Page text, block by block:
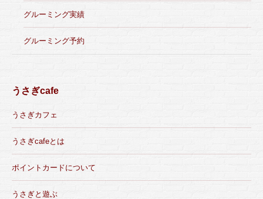
グルーミング実績
グルーミング予約
うさぎcafe
うさぎカフェ
うさぎcafeとは
ポイントカードについて
うさぎと遊ぶ